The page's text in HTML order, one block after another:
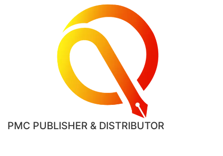
PMC PUBLISHER & DISTRIBUTOR